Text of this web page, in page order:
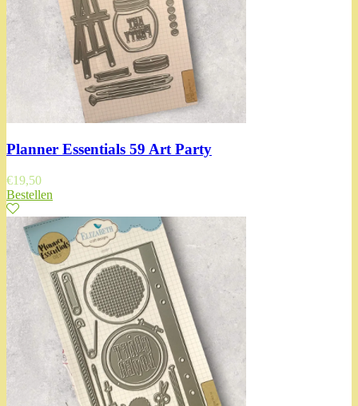
Planner Essentials 59 Art Party
€19,50
Bestellen